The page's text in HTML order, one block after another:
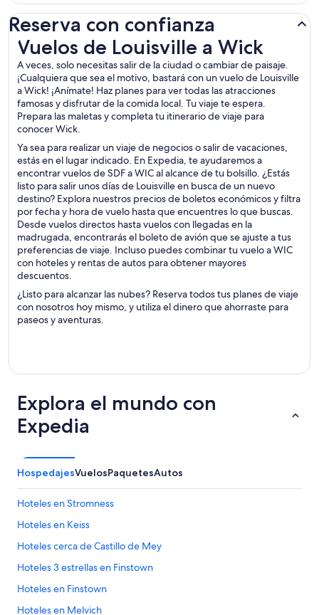
Reserva con confianza
Vuelos de Louisville a Wick
A veces, solo necesitas salir de la ciudad o cambiar de paisaje.
¡Cualquiera que sea el motivo, bastará con un vuelo de Louisville
a Wick! ¡Anímate! Haz planes para ver todas las atracciones
famosas y disfrutar de la comida local. Tu viaje te espera.
Prepara las maletas y completa tu itinerario de viaje para
conocer Wick.
Ya sea para realizar un viaje de negocios o salir de vacaciones,
estás en el lugar indicado. En Expedia, te ayudaremos a
encontrar vuelos de SDF a WIC al alcance de tu bolsillo. ¿Estás
listo para salir unos días de Louisville en busca de un nuevo
destino? Explora nuestros precios de boletos económicos y filtra
por fecha y hora de vuelo hasta que encuentres lo que buscas.
Desde vuelos directos hasta vuelos con llegadas en la
madrugada, encontrarás el boleto de avión que se ajuste a tus
preferencias de viaje. Incluso puedes combinar tu vuelo a WIC
con hoteles y rentas de autos para obtener mayores
descuentos.
¿Listo para alcanzar las nubes? Reserva todos tus planes de viaje
con nosotros hoy mismo, y utiliza el dinero que ahorraste para
paseos y aventuras.
Vuelos de Louisville a Wick
Explora el mundo con
Expedia
HospedajesVuelosPaquetesAutos
Hoteles en Stromness
Hoteles en Keiss
Hoteles cerca de Castillo de Mey
Hoteles 3 estrellas en Finstown
Hoteles en Finstown
Hoteles en Melvich